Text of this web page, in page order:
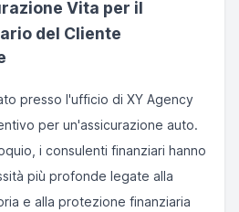
Vita per il
del Cliente
presso l'ufficio di XY Agency
per un'assicurazione auto.
i consulenti finanziari hanno
più profonde legate alla
e alla protezione finanziaria